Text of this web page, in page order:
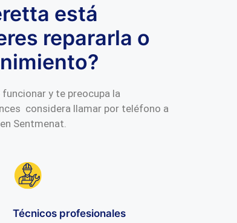
está
repararla o
y te preocupa la
considera llamar por teléfono a
Sentmenat.
Técnicos profesionales